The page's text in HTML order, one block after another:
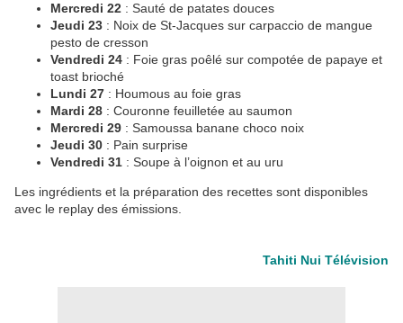
Mercredi 22 : Sauté de patates douces
Jeudi 23 : Noix de St-Jacques sur carpaccio de mangue
pesto de cresson
Vendredi 24 : Foie gras poêlé sur compotée de papaye et
toast brioché
Lundi 27 : Houmous au foie gras
Mardi 28 : Couronne feuilletée au saumon
Mercredi 29 : Samoussa banane choco noix
Jeudi 30 : Pain surprise
Vendredi 31 : Soupe à l’oignon et au uru
Les ingrédients et la préparation des recettes sont disponibles
avec le replay des émissions.
Tahiti Nui Télévision